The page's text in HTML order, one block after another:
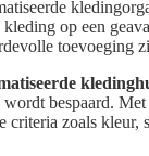
kleding op een
toevoeging
bespaard.
criteria zoals kleur,